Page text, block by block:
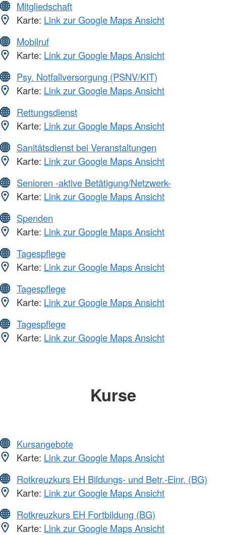
Mitgliedschaft
Karte: Link zur Google Maps Ansicht
Mobilruf
Karte: Link zur Google Maps Ansicht
Psy. Notfallversorgung (PSNV/KIT)
Karte: Link zur Google Maps Ansicht
Rettungsdienst
Karte: Link zur Google Maps Ansicht
Sanitätsdienst bei Veranstaltungen
Karte: Link zur Google Maps Ansicht
Senioren -aktive Betätigung/Netzwerk-
Karte: Link zur Google Maps Ansicht
Spenden
Karte: Link zur Google Maps Ansicht
Tagespflege
Karte: Link zur Google Maps Ansicht
Tagespflege
Karte: Link zur Google Maps Ansicht
Tagespflege
Karte: Link zur Google Maps Ansicht
Kurse
Kursangebote
Karte: Link zur Google Maps Ansicht
Rotkreuzkurs EH Bildungs- und Betr.-Einr. (BG)
Karte: Link zur Google Maps Ansicht
Rotkreuzkurs EH Fortbildung (BG)
Karte: Link zur Google Maps Ansicht